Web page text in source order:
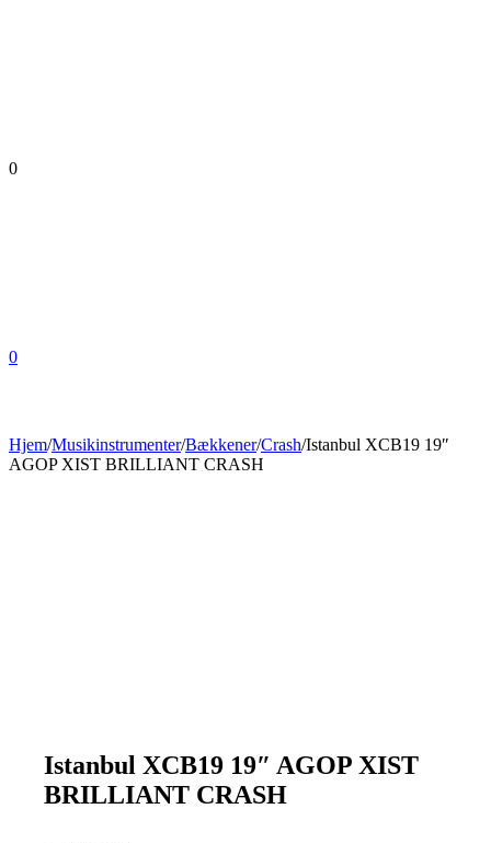
0
0
Hjem/Musikinstrumenter/Bækkener/Crash/Istanbul XCB19 19″
AGOP XIST BRILLIANT CRASH
Istanbul XCB19 19″ AGOP XIST
BRILLIANT CRASH